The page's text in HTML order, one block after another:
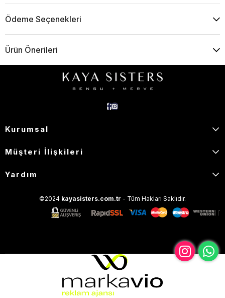
Ödeme Seçenekleri
Ürün Önerileri
Kurumsal
Müşteri İlişkileri
Yardım
©2024 kayasisters.com.tr - Tüm Hakları Saklıdır.